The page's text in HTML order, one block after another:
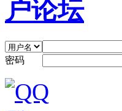
密码